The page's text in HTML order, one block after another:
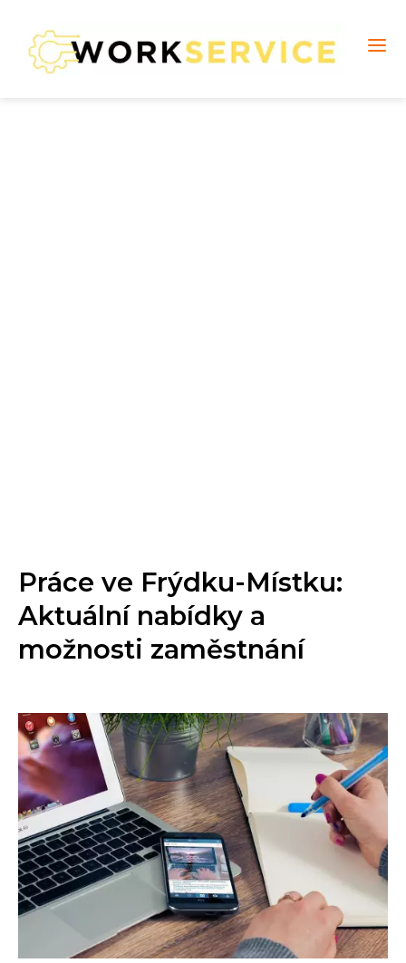
Práce ve Frýdku-Místku:
Aktuální nabídky a
možnosti zaměstnání